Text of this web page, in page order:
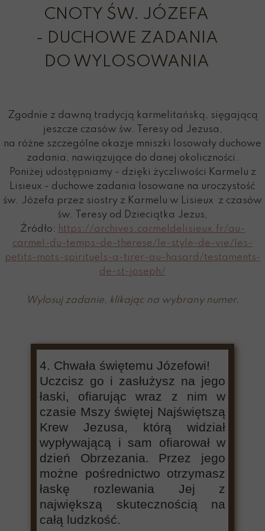
4. Chwała świętemu Józefowi!
Uczcisz go i zasłużysz na jego
łaski, ofiarując wraz z nim w
czasie Mszy świętej Najświętszą
Krew Jezusa, którą widział
wypływającą i sam ofiarował w
dzień Obrzezania. Przez jego
możne pośrednictwo otrzymasz
łaskę rozlewania Jej z
największą skutecznością na
całą ludzkość.
CNOTY ŚW. JÓZEFA
- DUCHOWE ZADANIA
DO WYLOSOWANIA
Zgodnie z dawną tradycją karmelitańską, sięgającą
jeszcze czasów św. Teresy od Jezusa,
na różne szczególne okazje mniszki losowały duchowe
zadania, nawiązujące do danej okoliczności.
Poniżej udostępniamy - dzięki życzliwości Karmelu z
Lisieux - duchowe zadania losowane na uroczystość
św. Józefa przez siostry z Karmelu w Lisieux z czasów
św. Teresy od Dzieciątka Jezus,
Źródło: https://archives.carmeldelisieux.fr/au-
carmel-du-temps-de-therese/le-style-de-vie/les-
petits-mots-spirituels-a-tirer-au-hasard/testaments-
de-st-joseph/
Wylosuj zadanie, klikając na wybrany numer.